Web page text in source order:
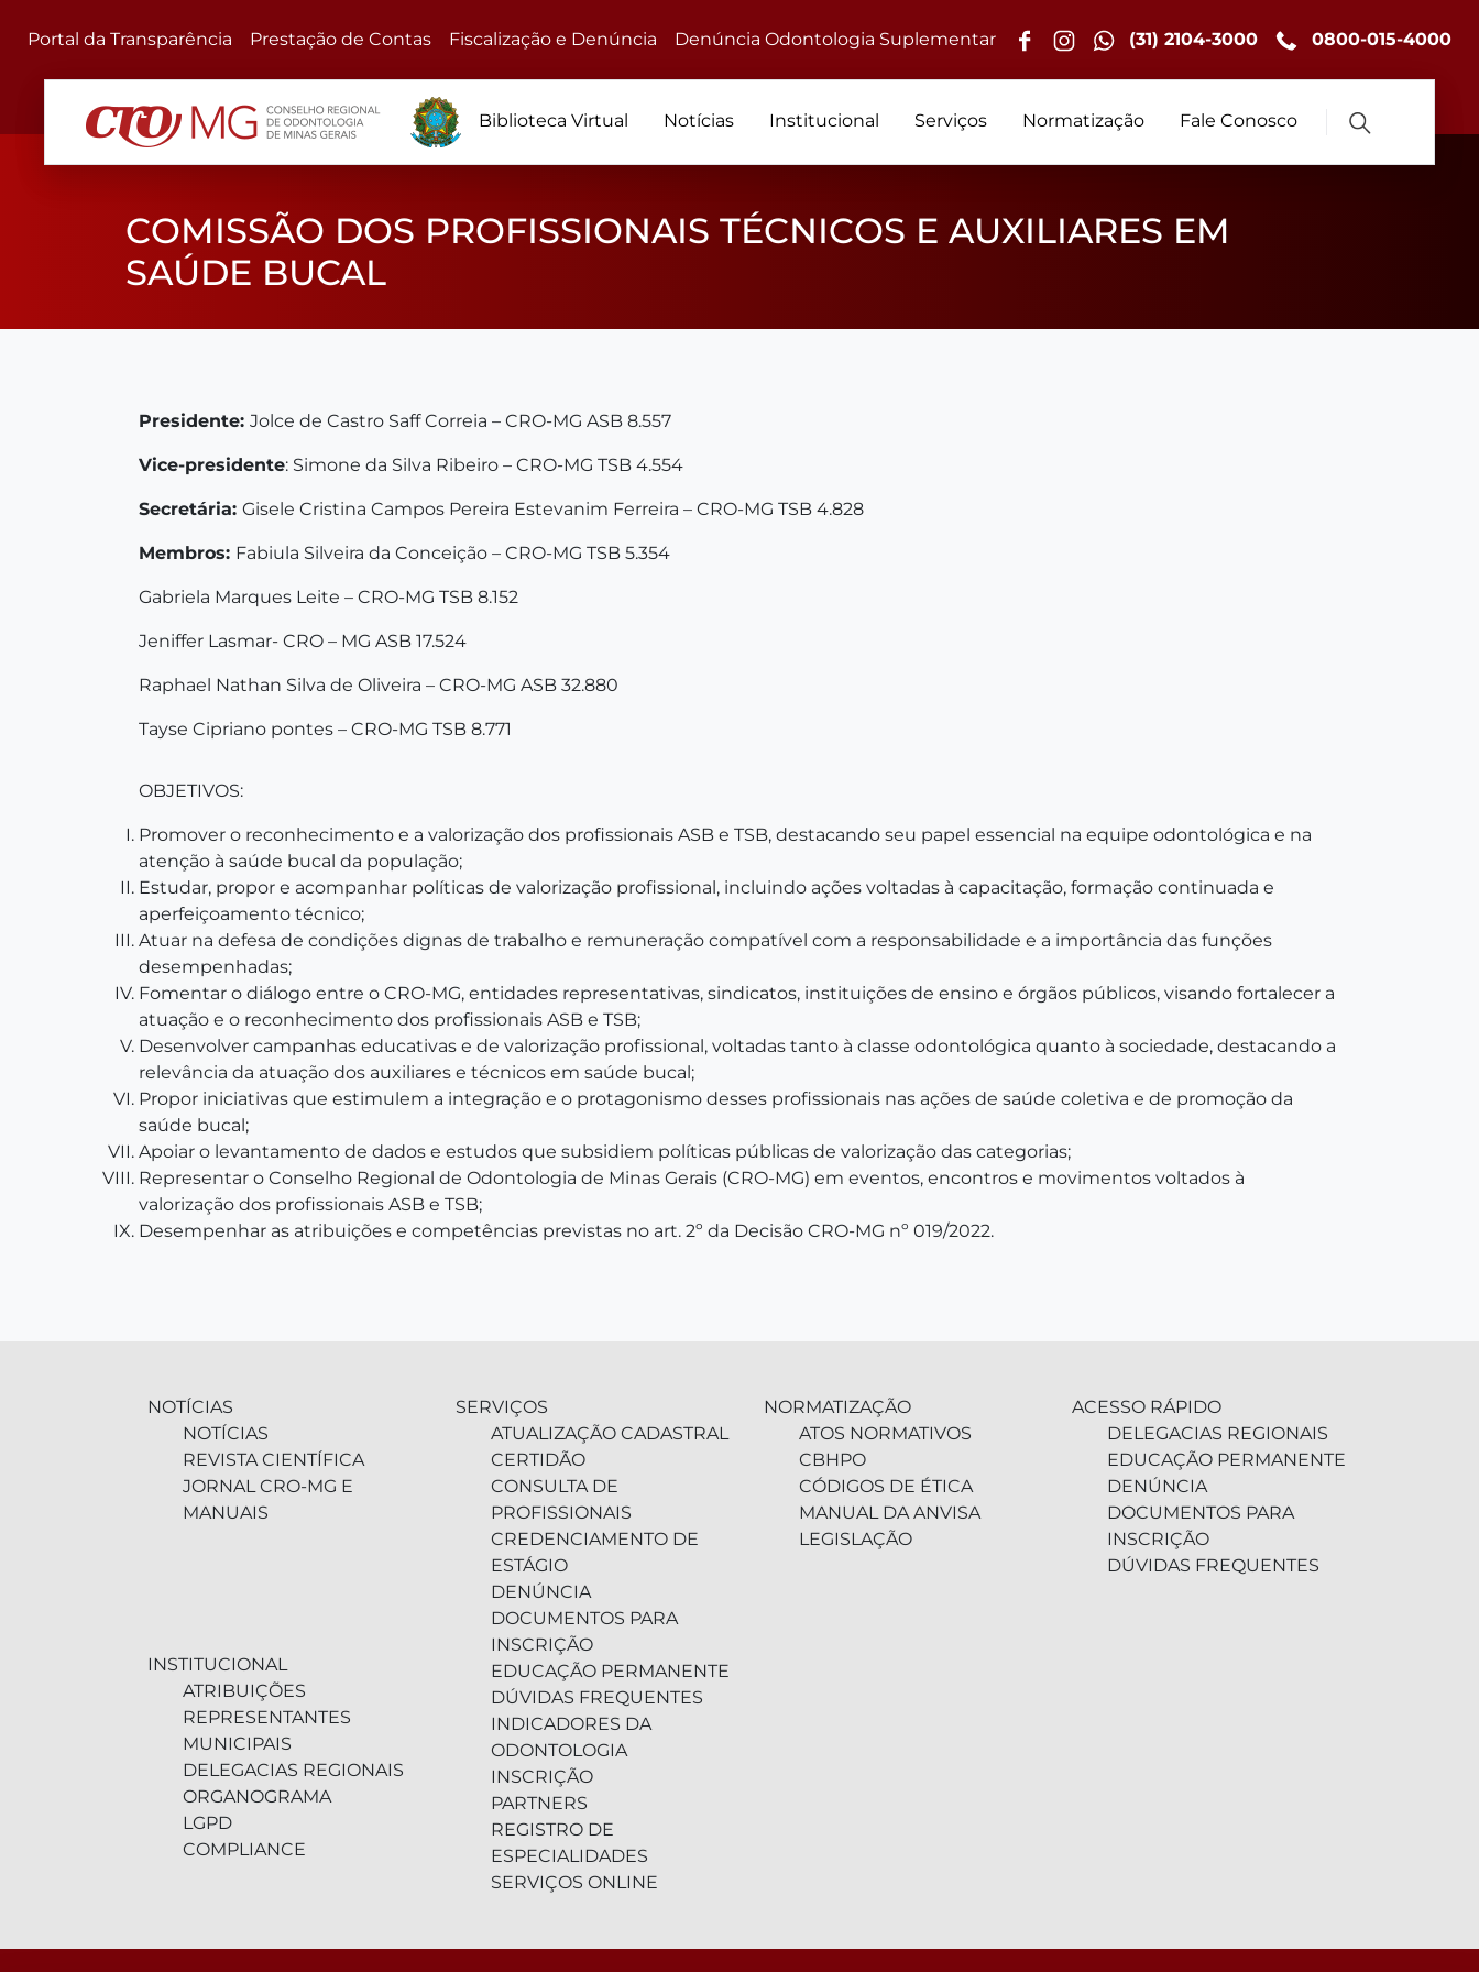
Portal da Transparência Prestação de Contas Fiscalização e Denúncia Denúncia Odontologia Suplementar (31) 2104-3000 0800-015-4000
Biblioteca Virtual Notícias Institucional Serviços Normatização Fale Conosco
COMISSÃO DOS PROFISSIONAIS TÉCNICOS E AUXILIARES EM
SAÚDE BUCAL
Presidente: Jolce de Castro Saff Correia – CRO-MG ASB 8.557
Vice-presidente: Simone da Silva Ribeiro – CRO-MG TSB 4.554
Secretária: Gisele Cristina Campos Pereira Estevanim Ferreira – CRO-MG TSB 4.828
Membros: Fabiula Silveira da Conceição – CRO-MG TSB 5.354
Gabriela Marques Leite – CRO-MG TSB 8.152
Jeniffer Lasmar- CRO – MG ASB 17.524
Raphael Nathan Silva de Oliveira – CRO-MG ASB 32.880
Tayse Cipriano pontes – CRO-MG TSB 8.771
OBJETIVOS:
Promover o reconhecimento e a valorização dos profissionais ASB e TSB, destacando seu papel essencial na equipe odontológica e na
atenção à saúde bucal da população;
Estudar, propor e acompanhar políticas de valorização profissional, incluindo ações voltadas à capacitação, formação continuada e
aperfeiçoamento técnico;
Atuar na defesa de condições dignas de trabalho e remuneração compatível com a responsabilidade e a importância das funções
desempenhadas;
Fomentar o diálogo entre o CRO-MG, entidades representativas, sindicatos, instituições de ensino e órgãos públicos, visando fortalecer a
atuação e o reconhecimento dos profissionais ASB e TSB;
Desenvolver campanhas educativas e de valorização profissional, voltadas tanto à classe odontológica quanto à sociedade, destacando a
relevância da atuação dos auxiliares e técnicos em saúde bucal;
Propor iniciativas que estimulem a integração e o protagonismo desses profissionais nas ações de saúde coletiva e de promoção da
saúde bucal;
Apoiar o levantamento de dados e estudos que subsidiem políticas públicas de valorização das categorias;
Representar o Conselho Regional de Odontologia de Minas Gerais (CRO-MG) em eventos, encontros e movimentos voltados à
valorização dos profissionais ASB e TSB;
Desempenhar as atribuições e competências previstas no art. 2º da Decisão CRO-MG nº 019/2022.
NOTÍCIAS
NOTÍCIAS
REVISTA CIENTÍFICA
JORNAL CRO-MG E
MANUAIS
INSTITUCIONAL
ATRIBUIÇÕES
REPRESENTANTES
MUNICIPAIS
DELEGACIAS REGIONAIS
ORGANOGRAMA
LGPD
COMPLIANCE
SERVIÇOS
ATUALIZAÇÃO CADASTRAL
CERTIDÃO
CONSULTA DE
PROFISSIONAIS
CREDENCIAMENTO DE
ESTÁGIO
DENÚNCIA
DOCUMENTOS PARA
INSCRIÇÃO
EDUCAÇÃO PERMANENTE
DÚVIDAS FREQUENTES
INDICADORES DA
ODONTOLOGIA
INSCRIÇÃO
PARTNERS
REGISTRO DE
ESPECIALIDADES
SERVIÇOS ONLINE
NORMATIZAÇÃO
ATOS NORMATIVOS
CBHPO
CÓDIGOS DE ÉTICA
MANUAL DA ANVISA
LEGISLAÇÃO
ACESSO RÁPIDO
DELEGACIAS REGIONAIS
EDUCAÇÃO PERMANENTE
DENÚNCIA
DOCUMENTOS PARA
INSCRIÇÃO
DÚVIDAS FREQUENTES